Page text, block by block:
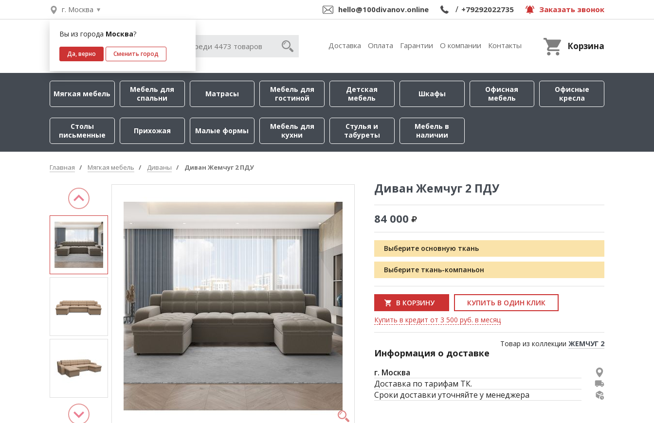
г. Москва
Вы из города Москва?
Да, верно Сменить город
hello@100divanov.online / +79292022735 Заказать звонок
Доставка Оплата Гарантии О компании Контакты Корзина
Мягкая мебель
Мебель для
спальни
Матрасы
Мебель для
гостиной
Детская
мебель
Шкафы
Офисная
мебель
Офисные
кресла
Столы
письменные
Прихожая Малые формы
Мебель для
кухни
Стулья и
табуреты
Мебель в
наличии
Главная Мягкая мебель Диваны Диван Жемчуг 2 ПДУ
Диван Жемчуг 2 ПДУ
84 000
Выберите основную ткань
Выберите ткань-компаньон
В КОРЗИНУ
КУПИТЬ В ОДИН КЛИК
Купить в кредит от 3 500 руб. в месяц
Товар из коллекции ЖЕМЧУГ 2
Информация о доставке
г. Москва
Доставка по тарифам ТК.
Сроки доставки уточняйте у менеджера